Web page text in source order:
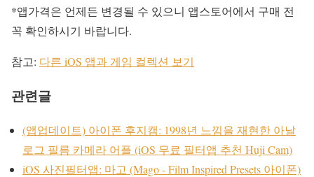
*앱가격은 언제든 변경될 수 있으니 앱스토어에서 구매 전
꼭 확인하시기 바랍니다.
참고: 다른 iOS 앱과 게임 컬렉션 보기
관련글
(앱업데이트) 아이폰 후지캠: 1998년 느낌을 재현한 아날
로그 필름 카메라 어플 (iOS 무료 필터앱 추천 Huji Cam)
iOS 사진필터앱: 마고 (Mago - Film Inspired Presets 아이폰)